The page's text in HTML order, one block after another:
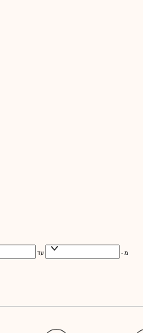
מ - עד